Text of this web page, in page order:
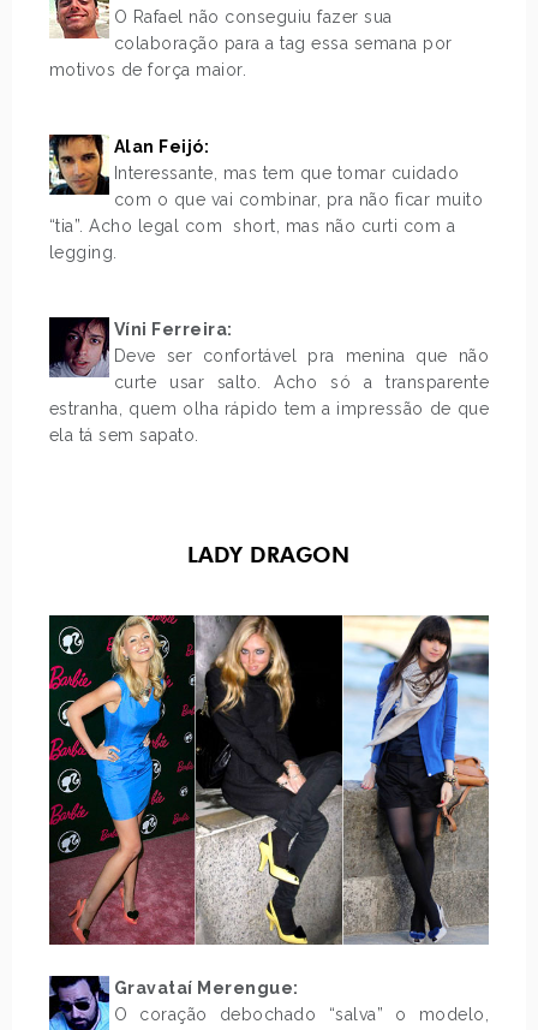
O Rafael não conseguiu fazer sua
colaboração para a tag essa semana por
motivos de força maior.
Alan Feijó:
Interessante, mas tem que tomar cuidado
com o que vai combinar, pra não ficar muito
“tia”. Acho legal com short, mas não curti com a
legging.
Víni Ferreira:
Deve ser confortável pra menina que não
curte usar salto. Acho só a transparente
estranha, quem olha rápido tem a impressão de que
ela tá sem sapato.
LADY DRAGON
Gravataí Merengue:
O coração debochado “salva” o modelo,